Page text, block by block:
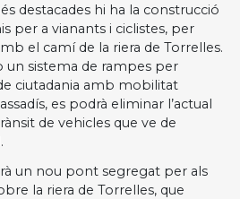
destacades hi ha la construcció
per a vianants i ciclistes, per
el camí de la riera de Torrelles.
un sistema de rampes per
ciutadania amb mobilitat
es podrà eliminar l’actual
de vehicles que ve de
un nou pont segregat per als
la riera de Torrelles, que